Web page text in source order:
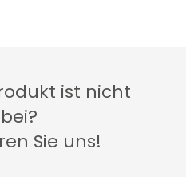
ist nicht
Sie uns!